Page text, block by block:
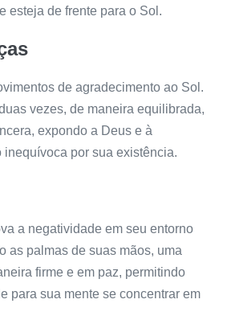
esteja de frente para o Sol.
de agradecimento ao Sol.
vezes, de maneira equilibrada,
expondo a Deus e à
por sua existência.
a negatividade em seu entorno
as palmas de suas mãos, uma
firme e em paz, permitindo
para sua mente se concentrar em